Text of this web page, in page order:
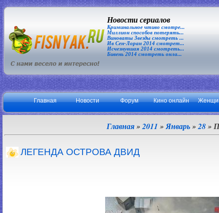
Новости сериалов
Криминальное чтиво смотре...
Миллион способов потерять...
Виноваты Звезды смотреть ...
Ив Сен-Лоран 2014 смотрет...
Исчезнувшая 2014 смотреть...
Бивень 2014 смотреть онла...
Главная Новости Форум Кино онлайн
Главная»2011 » Январь » 28»
ЛЕГЕНДА ОСТРОВА ДВИД